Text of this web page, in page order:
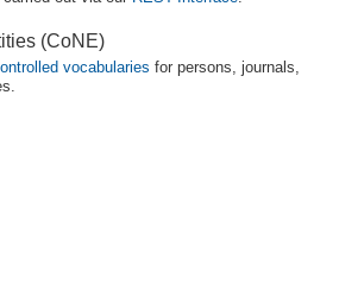
(CoNE)
vocabularies for persons, journals,